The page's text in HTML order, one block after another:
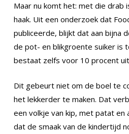
Maar nu komt het: met die drab
haak. Uit een onderzoek dat
publiceerde, blijkt dat aan bijna
de pot- en blikgroente suiker is
bestaat zelfs voor 10 procent
Dit gebeurt niet om de boel te
het lekkerder te maken. Dat
een volkje van kip, met patat en
dat de smaak van de kindertijd